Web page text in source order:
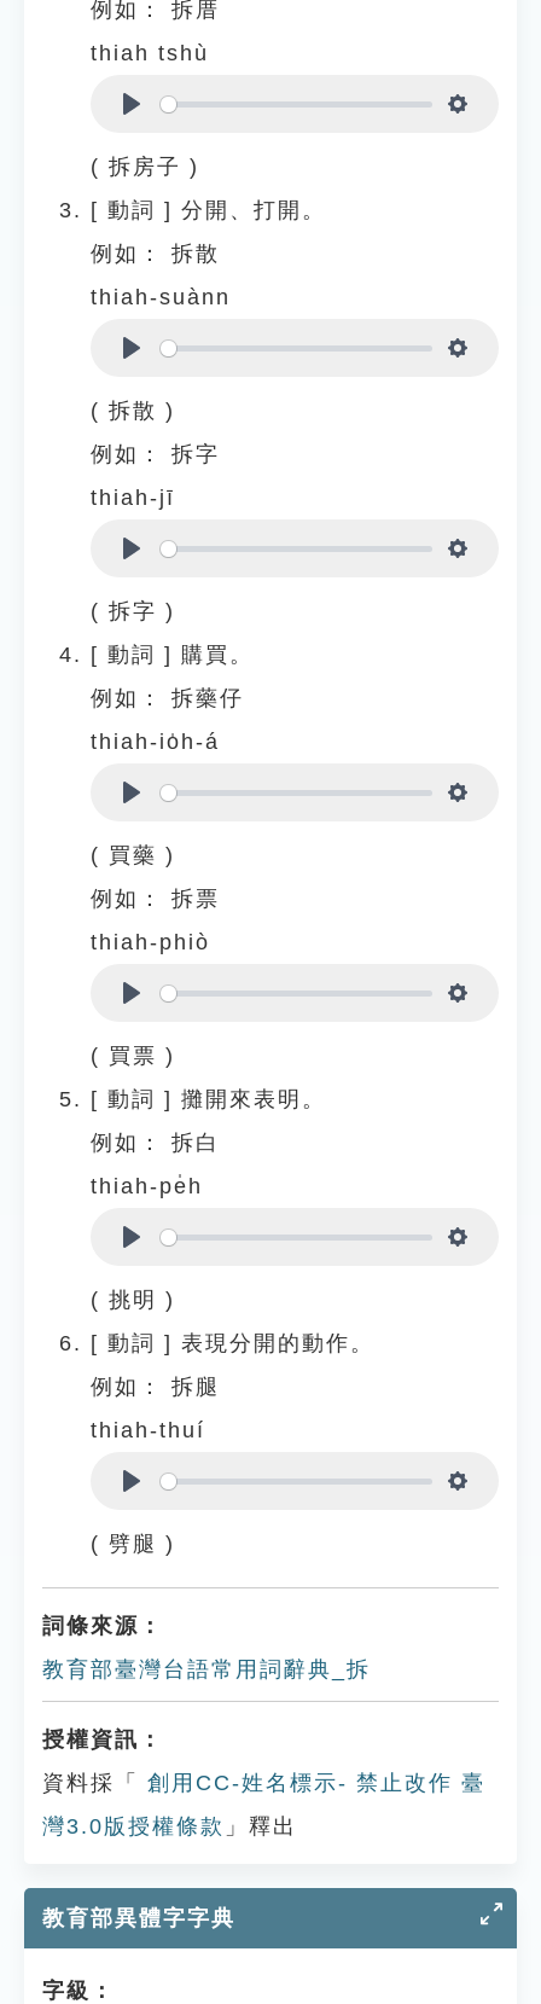
例如：
拆厝
thiah tshù
( 拆房子 )
[ 動詞 ] 分開、打開。
例如：
拆散
thiah-suànn
( 拆散 )
例如：
拆字
thiah-jī
( 拆字 )
[ 動詞 ] 購買。
例如：
拆藥仔
thiah-io̍h-á
( 買藥 )
例如：
拆票
thiah-phiò
( 買票 )
[ 動詞 ] 攤開來表明。
例如：
拆白
thiah-pe̍h
( 挑明 )
[ 動詞 ] 表現分開的動作。
例如：
拆腿
thiah-thuí
( 劈腿 )
詞條來源：
教育部臺灣台語常用詞辭典_拆
授權資訊：
資料採「
創用CC-姓名標示- 禁止改作 臺
灣3.0版授權條款 」釋出
教育部異體字字典
字級：